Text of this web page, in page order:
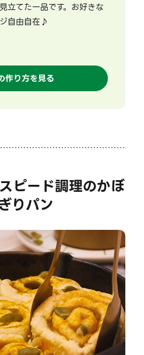
立てた一品です。お好きな
自由自在♪
作り方を見る
ピード調理のかぼ
りパン